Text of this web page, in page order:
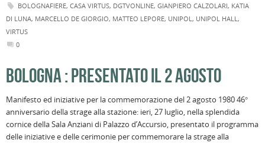
BOLOGNAFIERE, CASA VIRTUS, DGTVONLINE, GIANPIERO CALZOLARI, KATIA
DI LUNA, MARCELLO DE GIORGIO, MATTEO LEPORE, UNIPOL , UNIPOL HALL ,
VIRTUS
0
BOLOGNA : PRESENTATO IL 2 AGOSTO
Manifesto ed iniziative per la commemorazione del 2 agosto 1980 46°
anniversario della strage alla stazione: ieri, 27 luglio, nella splendida
cornice della Sala Anziani di Palazzo d’Accursio, presentato il programma
delle iniziative e delle cerimonie per commemorare la strage alla